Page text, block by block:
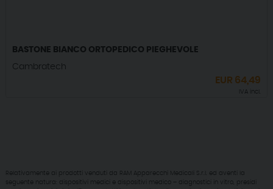
BASTONE BIANCO ORTOPEDICO PIEGHEVOLE
Cambratech
EUR 64,49
IVA incl.
Relativamente ai prodotti venduti da RAM Apparecchi Medicali S.r.l. ed aventi la
seguente natura: dispositivi medici e dispositivi medico – diagnostici in vitro, presidi